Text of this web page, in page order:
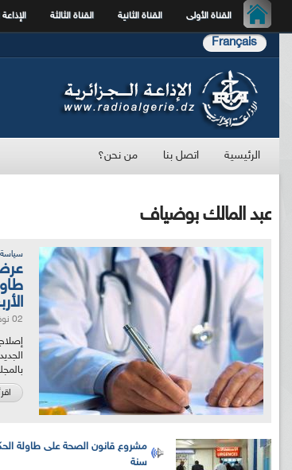
القناة الأولى القناة الثانية القناة الثالثة
Français
الرئيسية اتصل بنا من نحن؟
عبد المالك بوضياف
سياسة
02 نوفمبر 2016
سنة